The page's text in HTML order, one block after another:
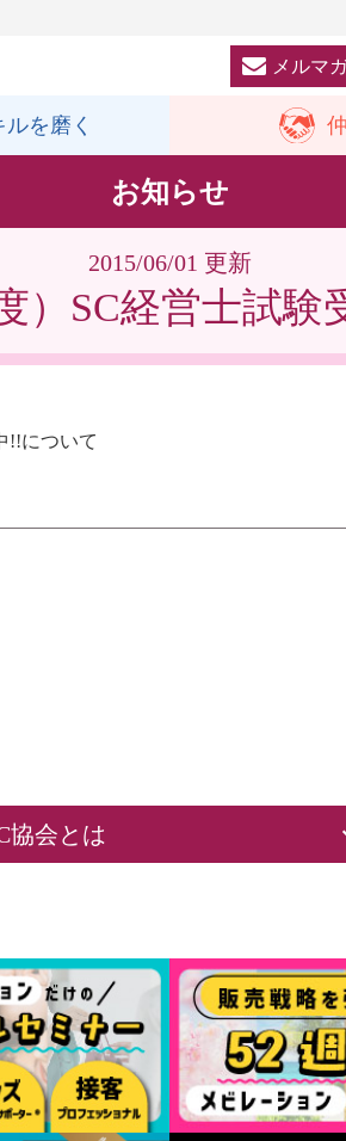
メルマ
ルを磨く
お知らせ
2015/06/01 更新
）SC経営士試験
!!について
協会とは